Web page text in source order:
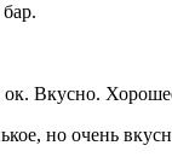
Вкусно.
но очень